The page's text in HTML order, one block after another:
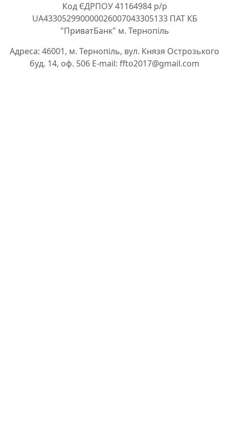
Код ЄДРПОУ 41164984 р/р
UA433052990000026007043305133 ПАТ КБ
"ПриватБанк" м. Тернопіль
Адреса: 46001, м. Тернопіль, вул. Князя Острозького
буд. 14, оф. 506 E-mail: ffto2017@gmail.com